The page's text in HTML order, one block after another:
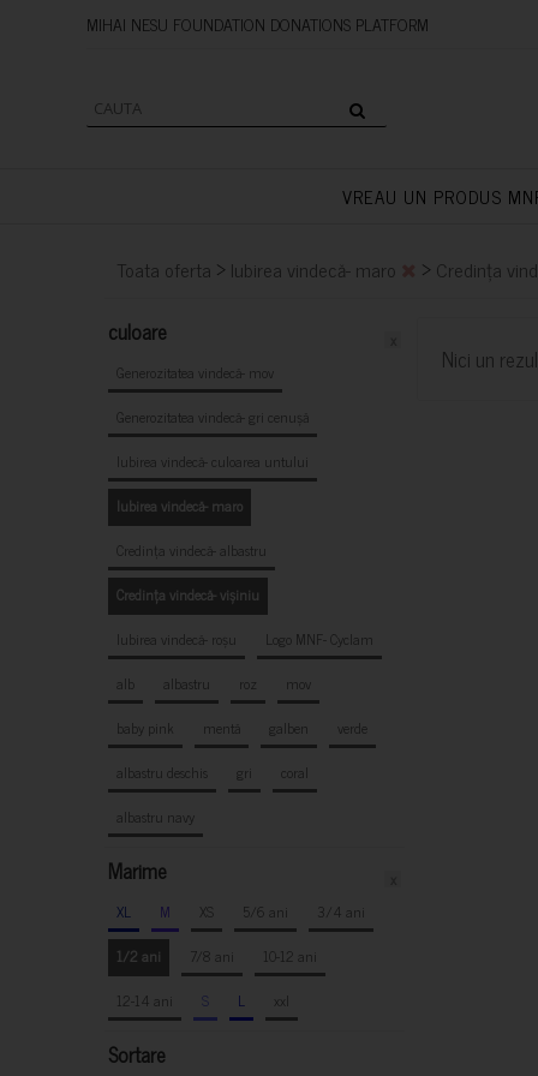
MIHAI NESU FOUNDATION
VREAU UN PRODUS
Toata oferta > Iubirea vindecă- maro > Credința
culoare
Generozitatea vindecă- mov
Generozitatea vindecă- gri cenușă
Iubirea vindecă- culoarea untului
Iubirea vindecă- maro
Credința vindecă- albastru
Credința vindecă- vișiniu
Iubirea vindecă- roșu
Logo MNF- Cyclam
alb
albastru roz
mov
baby pink
mentă galben
verde
albastru deschis
gri
coral
albastru navy
Marime
XL M XS 5/6 ani
3/4 ani
1/2 ani
7/8 ani
10-12 ani
12-14 ani
S L xxl
Sortare
Nici un